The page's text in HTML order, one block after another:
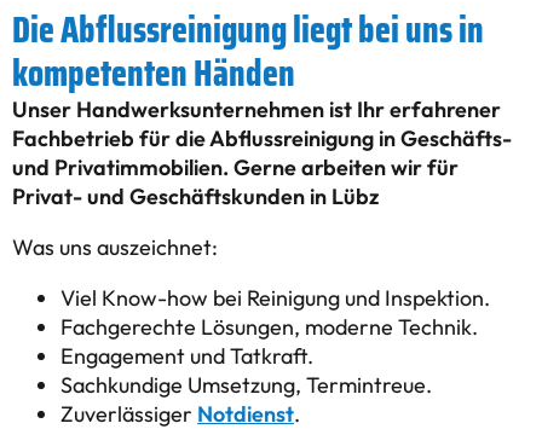
Die Abflussreinigung liegt bei uns in
kompetenten Händen
Unser Handwerksunternehmen ist Ihr erfahrener
Fachbetrieb für die Abflussreinigung in Geschäfts-
und Privatimmobilien. Gerne arbeiten wir für
Privat- und Geschäftskunden in Lübz
Was uns auszeichnet:
Viel Know-how bei Reinigung und Inspektion.
Fachgerechte Lösungen, moderne Technik.
Engagement und Tatkraft.
Sachkundige Umsetzung, Termintreue.
Zuverlässiger Notdienst.